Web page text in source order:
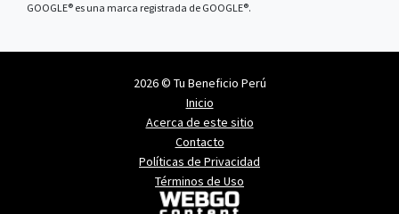
GOOGLE® es una marca registrada de GOOGLE®.
2026 © Tu Beneficio Perú
Inicio
Acerca de este sitio
Contacto
Políticas de Privacidad
Términos de Uso